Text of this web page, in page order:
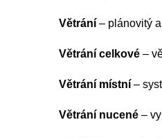
Větrání– plánovitý
Větrání celkové–
Větrání místní–
Větrání nucené–